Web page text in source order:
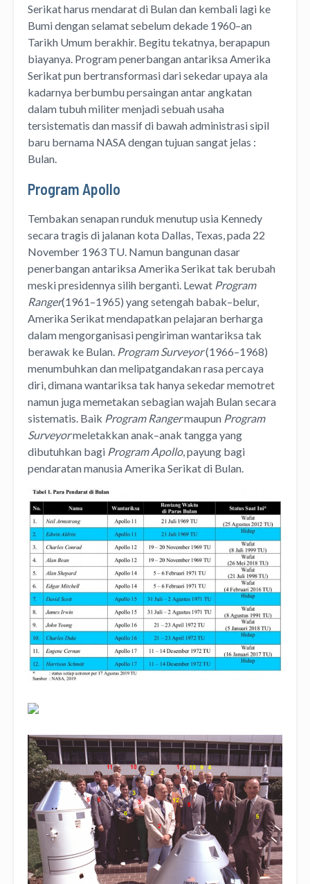
Serikat harus mendarat di Bulan dan kembali lagi ke
Bumi dengan selamat sebelum dekade 1960–an
Tarikh Umum berakhir. Begitu tekatnya, berapapun
biayanya. Program penerbangan antariksa Amerika
Serikat pun bertransformasi dari sekedar upaya ala
kadarnya berbumbu persaingan antar angkatan
dalam tubuh militer menjadi sebuah usaha
tersistematis dan massif di bawah administrasi sipil
baru bernama NASA dengan tujuan sangat jelas :
Bulan.
Program Apollo
Tembakan senapan runduk menutup usia Kennedy
secara tragis di jalanan kota Dallas, Texas, pada 22
November 1963 TU. Namun bangunan dasar
penerbangan antariksa Amerika Serikat tak berubah
meski presidennya silih berganti. Lewat Program
Ranger(1961–1965) yang setengah babak–belur,
Amerika Serikat mendapatkan pelajaran berharga
dalam mengorganisasi pengiriman wantariksa tak
berawak ke Bulan. Program Surveyor(1966–1968)
menumbuhkan dan melipatgandakan rasa percaya
diri, dimana wantariksa tak hanya sekedar memotret
namun juga memetakan sebagian wajah Bulan secara
sistematis. Baik Program Rangermaupun Program
Surveyormeletakkan anak–anak tangga yang
dibutuhkan bagi Program Apollo, payung bagi
pendaratan manusia Amerika Serikat di Bulan.